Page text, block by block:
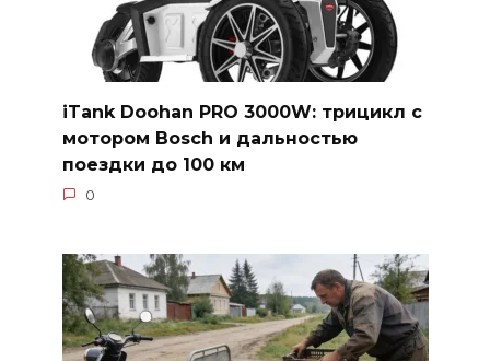
iTank Doohan PRO 3000W: трицикл с
мотором Bosch и дальностью
поездки до 100 км
0